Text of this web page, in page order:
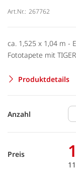
Art.Nr.: 267762
ca. 1,525 x 1,04 m -
Fototapete mit
Produktdetails
Anzahl
Preis